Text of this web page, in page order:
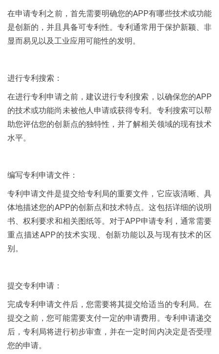
在申请专利之前，首先需要明确您的APP有哪些技术或功能
是创新的，并且具备可专利性。专利通常用于保护新颖、非
显而易见以及工业应用可能性的发明。
进行专利搜索：
在进行专利申请之前，建议进行专利搜索，以确保您的APP
的技术或功能尚未被他人申请或获得专利。专利搜索可以帮
助您评估您的创新点的独特性，并了解相关领域的现有技术
水平。
编写专利申请文件：
专利申请文件是提交给专利局的重要文件，它应该清晰、具
体地描述您的APP的创新点和技术特点。这包括详细的说明
书、权利要求和相关图纸等。对于APP申请专利，通常需要
重点描述APP的技术实现、创新功能以及与现有技术的区
别。
提交专利申请：
完成专利申请文件后，您需要将其提交给适当的专利局。在
提交之前，您可能需要支付一定的申请费用。专利申请递交
后，专利局将进行初步审查，并在一定时间内决定是否受理
您的申请。